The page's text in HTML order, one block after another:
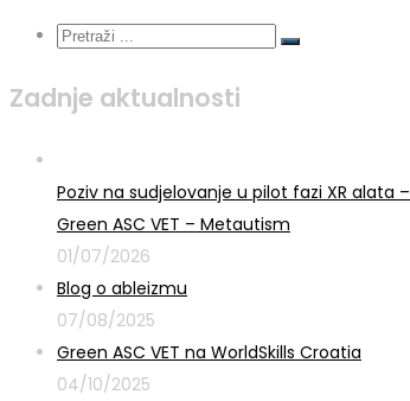
Zadnje aktualnosti
Poziv na sudjelovanje u pilot fazi XR alata –
Green ASC VET – Metautism
01/07/2026
Blog o ableizmu
07/08/2025
Green ASC VET na WorldSkills Croatia
04/10/2025